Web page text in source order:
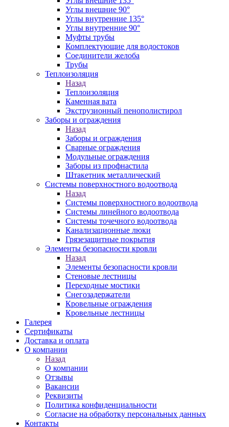
Углы внешние 90°
Углы внутренние 135°
Углы внутренние 90°
Муфты трубы
Комплектующие для водостоков
Соединители желоба
Трубы
Теплоизоляция
Назад
Теплоизоляция
Каменная вата
Экструзионный пенополистирол
Заборы и ограждения
Назад
Заборы и ограждения
Сварные ограждения
Модульные ограждения
Заборы из профнастила
Штакетник металлический
Системы поверхностного водоотвода
Назад
Системы поверхностного водоотвода
Системы линейного водоотвода
Системы точечного водоотвода
Канализационные люки
Грязезащитные покрытия
Элементы безопасности кровли
Назад
Элементы безопасности кровли
Стеновые лестницы
Переходные мостики
Снегозадержатели
Кровельные ограждения
Кровельные лестницы
Галерея
Сертификаты
Доставка и оплата
О компании
Назад
О компании
Отзывы
Вакансии
Реквизиты
Политика конфиденциальности
Согласие на обработку персональных данных
Контакты